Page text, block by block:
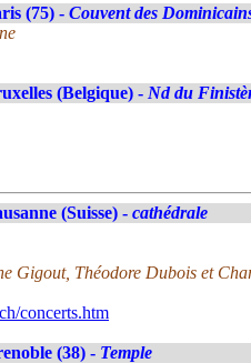
(75) - Couvent des
(Belgique) - Nd du
(Suisse) - cathédrale
Gigout, Théodore Dubois et
concerts.htm
(38) - Temple